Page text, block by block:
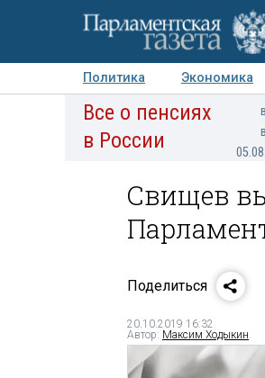
Политика Экономика
Авторы Персоны
Все о пенсиях
в России
Свищев
Поделиться
20.10.2019 16:32
Автор: Максим Ходыкин